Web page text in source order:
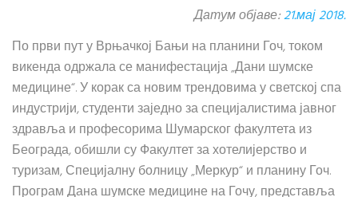
Датум објаве:21.мај 2018.
По први пут у Врњачкој Бањи на планини Гоч, током
викенда одржала се манифестација „Дани шумске
медицине“. У корак са новим трендовима у светској спа
индустрији, студенти заједно за специјалистима јавног
здравља и професорима Шумарског факултета из
Београда, обишли су Факултет за хотелијерство и
туризам, Специјалну болницу „Меркур“ и планину Гоч.
Програм Дана шумске медицине на Гочу, представља